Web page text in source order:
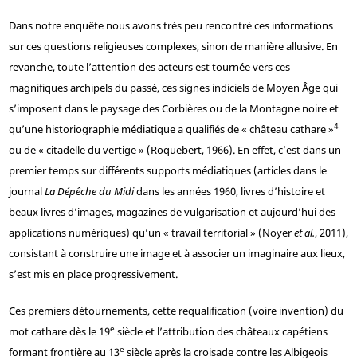
Dans notre enquête nous avons très peu rencontré ces informations
sur ces questions religieuses complexes, sinon de manière allusive. En
revanche, toute l’attention des acteurs est tournée vers ces
magnifiques archipels du passé, ces signes indiciels de Moyen Âge qui
s’imposent dans le paysage des Corbières ou de la Montagne noire et
qu’une historiographie médiatique a qualifiés de « château cathare »4
ou de « citadelle du vertige » (Roquebert, 1966). En effet, c’est dans un
premier temps sur différents supports médiatiques (articles dans le
journalLa Dépêche du Mididans les années 1960, livres d’histoire et
beaux livres d’images, magazines de vulgarisation et aujourd’hui des
applications numériques) qu’un « travail territorial » (Noyeret al., 2011),
consistant à construire une image et à associer un imaginaire aux lieux,
s’est mis en place progressivement.
Ces premiers détournements, cette requalification (voire invention) du
mot cathare dès le 19e siècle et l’attribution des châteaux capétiens
formant frontière au 13e siècle après la croisade contre les Albigeois